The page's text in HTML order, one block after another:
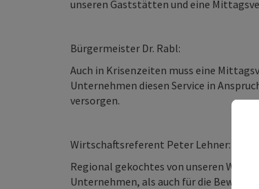
unseren Gaststätten und eine
Bürgermeister Dr. Rabl:
Auch in Krisenzeiten muss eine
Unternehmen diesen Service in
versorgen.
Wirtschaftsreferent Peter Lehner:
Regional gekochtes von unseren
Unternehmen, als auch für die